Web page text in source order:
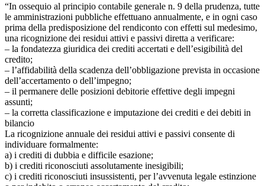
“In ossequio al principio contabile generale n. 9 della prudenza, tutte
le amministrazioni pubbliche effettuano annualmente, e in ogni caso
prima della predisposizione del rendiconto con effetti sul medesimo,
una ricognizione dei residui attivi e passivi diretta a verificare:
– la fondatezza giuridica dei crediti accertati e dell’esigibilità del
credito;
– l’affidabilità della scadenza dell’obbligazione prevista in occasione
dell’accertamento o dell’impegno;
– il permanere delle posizioni debitorie effettive degli impegni
assunti;
– la corretta classificazione e imputazione dei crediti e dei debiti in
bilancio
La ricognizione annuale dei residui attivi e passivi consente di
individuare formalmente:
a) i crediti di dubbia e difficile esazione;
b) i crediti riconosciuti assolutamente inesigibili;
c) i crediti riconosciuti insussistenti, per l’avvenuta legale estinzione